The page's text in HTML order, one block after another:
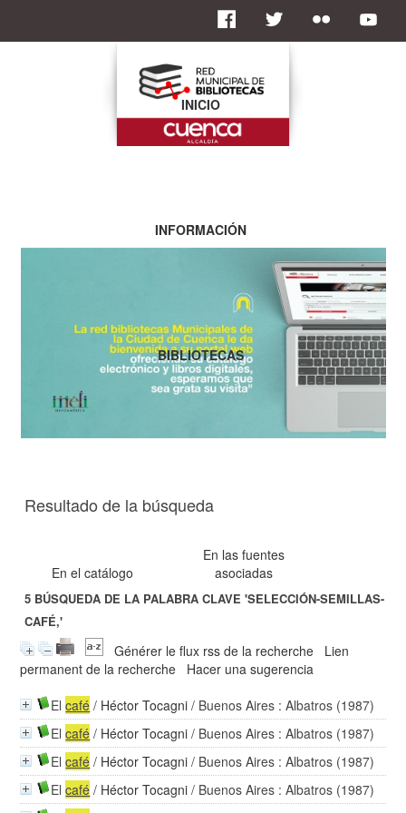
Resultado de la búsqueda
En el catálogo
En las fuentes
asociadas
5 BÚSQUEDA DE LA PALABRA CLAVE'SELECCIÓN-SEMILLAS-
CAFÉ,'
Générer le flux rss de la recherche
Lien
permanent de la recherche
Hacer una sugerencia
Elcafé / Héctor Tocagni / Buenos Aires : Albatros (1987)
Elcafé / Héctor Tocagni / Buenos Aires : Albatros (1987)
Elcafé / Héctor Tocagni / Buenos Aires : Albatros (1987)
Elcafé / Héctor Tocagni / Buenos Aires : Albatros (1987)
INICIO
INFORMACIÓN
BIBLIOTECAS